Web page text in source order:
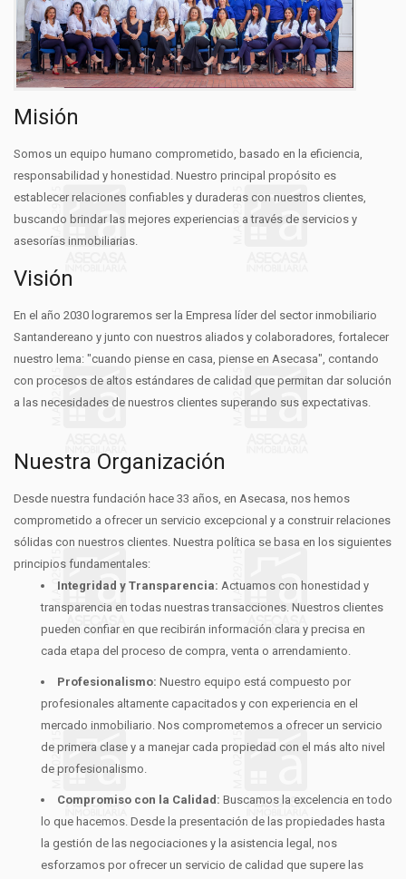
Misión
Somos un equipo humano comprometido, basado en la eficiencia,
responsabilidad y honestidad. Nuestro principal propósito es
establecer relaciones confiables y duraderas con nuestros clientes,
buscando brindar las mejores experiencias a través de servicios y
asesorías inmobiliarias.
Visión
En el año 2030 lograremos ser la Empresa líder del sector inmobiliario
Santandereano y junto con nuestros aliados y colaboradores, fortalecer
nuestro lema: "cuando piense en casa, piense en Asecasa", contando
con procesos de altos estándares de calidad que permitan dar solución
a las necesidades de nuestros clientes superando sus expectativas.
Nuestra Organización
Desde nuestra fundación hace 33 años, en Asecasa, nos hemos
comprometido a ofrecer un servicio excepcional y a construir relaciones
sólidas con nuestros clientes. Nuestra política se basa en los siguientes
principios fundamentales:
Integridad y Transparencia: Actuamos con honestidad y
transparencia en todas nuestras transacciones. Nuestros clientes
pueden confiar en que recibirán información clara y precisa en
cada etapa del proceso de compra, venta o arrendamiento.
Profesionalismo: Nuestro equipo está compuesto por
profesionales altamente capacitados y con experiencia en el
mercado inmobiliario. Nos comprometemos a ofrecer un servicio
de primera clase y a manejar cada propiedad con el más alto nivel
de profesionalismo.
Compromiso con la Calidad: Buscamos la excelencia en todo
lo que hacemos. Desde la presentación de las propiedades hasta
la gestión de las negociaciones y la asistencia legal, nos
esforzamos por ofrecer un servicio de calidad que supere las